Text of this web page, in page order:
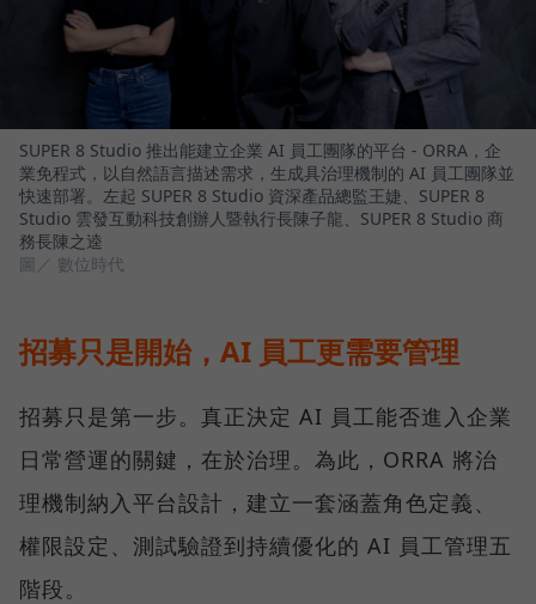
SUPER 8 Studio 推出能建立企業 AI 員工團隊的平台 - ORRA，企
業免程式，以自然語言描述需求，生成具治理機制的 AI 員工團隊並
快速部署。左起 SUPER 8 Studio 資深產品總監王婕、SUPER 8
Studio 雲發互動科技創辦人暨執行長陳子龍、SUPER 8 Studio 商
務長陳之逵
圖／ 數位時代
招募只是開始，AI 員工更需要管理
招募只是第一步。真正決定 AI 員工能否進入企業
日常營運的關鍵，在於治理。為此，ORRA 將治
理機制納入平台設計，建立一套涵蓋角色定義、
權限設定、測試驗證到持續優化的 AI 員工管理五
階段。